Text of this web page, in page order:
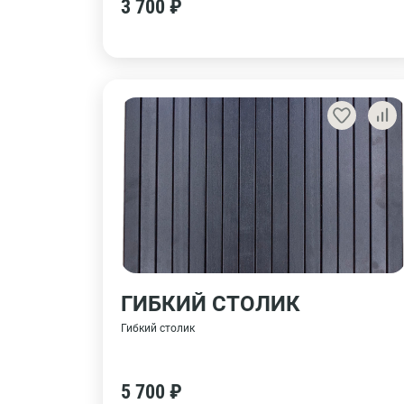
3 700 ₽
ГИБКИЙ СТОЛИК
Гибкий столик
5 700 ₽